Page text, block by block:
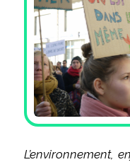
L’environnement,